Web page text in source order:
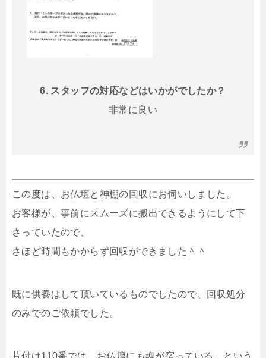
6. スタッフの対応などはいかがでしたか？
非常に良い
この度は、お仏壇と神棚の回収にお伺いしました。
お客様が、事前にスムーズに搬出できるようにして下
さっていたので、
さほど時間もかからず回収ができました＾＾
既に供養はして頂いているものでしたので、回収処分
のみでのご依頼でした。
片付け110番では、お仏壇にも魂が宿っている、という